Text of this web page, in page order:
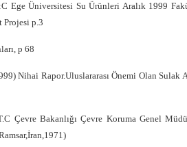
Ege Üniversitesi Su Ürünleri Aralık 1999
Projesi p.3
p 68
Nihai Rapor.Uluslararası Önemi Olan
Çevre Bakanlığı Çevre Koruma Genel